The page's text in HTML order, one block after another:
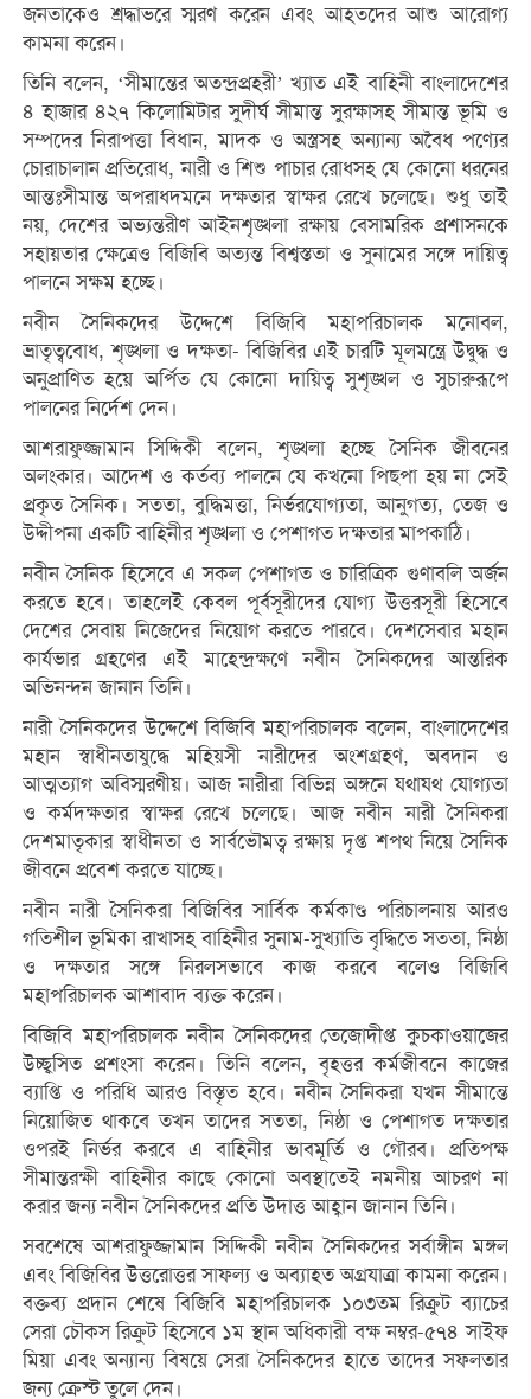
জনতাকেও শ্রদ্ধাভরে স্মরণ করেন এবং আহতদের আশু আরোগ্য
কামনা করেন।
তিনি বলেন, ‘সীমান্তের অতন্দ্রপ্রহরী’ খ্যাত এই বাহিনী বাংলাদেশের
৪ হাজার ৪২৭ কিলোমিটার সুদীর্ঘ সীমান্ত সুরক্ষাসহ সীমান্ত ভূমি ও
সম্পদের নিরাপত্তা বিধান, মাদক ও অস্ত্রসহ অন্যান্য অবৈধ পণ্যের
চোরাচালান প্রতিরোধ, নারী ও শিশু পাচার রোধসহ যে কোনো ধরনের
আন্তঃসীমান্ত অপরাধদমনে দক্ষতার স্বাক্ষর রেখে চলেছে। শুধু তাই
নয়, দেশের অভ্যন্তরীণ আইনশৃঙ্খলা রক্ষায় বেসামরিক প্রশাসনকে
সহায়তার ক্ষেত্রেও বিজিবি অত্যন্ত বিশ্বস্ততা ও সুনামের সঙ্গে দায়িত্ব
পালনে সক্ষম হচ্ছে।
নবীন সৈনিকদের উদ্দেশে বিজিবি মহাপরিচালক মনোবল,
ভ্রাতৃত্ববোধ, শৃঙ্খলা ও দক্ষতা- বিজিবির এই চারটি মূলমন্ত্রে উদ্বুদ্ধ ও
অনুপ্রাণিত হয়ে অর্পিত যে কোনো দায়িত্ব সুশৃঙ্খল ও সুচারুরূপে
পালনের নির্দেশ দেন।
আশরাফুজ্জামান সিদ্দিকী বলেন, শৃঙ্খলা হচ্ছে সৈনিক জীবনের
অলংকার। আদেশ ও কর্তব্য পালনে যে কখনো পিছপা হয় না সেই
প্রকৃত সৈনিক। সততা, বুদ্ধিমত্তা, নির্ভরযোগ্যতা, আনুগত্য, তেজ ও
উদ্দীপনা একটি বাহিনীর শৃঙ্খলা ও পেশাগত দক্ষতার মাপকাঠি।
নবীন সৈনিক হিসেবে এ সকল পেশাগত ও চারিত্রিক গুণাবলি অর্জন
করতে হবে। তাহলেই কেবল পূর্বসূরীদের যোগ্য উত্তরসূরী হিসেবে
দেশের সেবায় নিজেদের নিয়োগ করতে পারবে। দেশসেবার মহান
কার্যভার গ্রহণের এই মাহেন্দ্রক্ষণে নবীন সৈনিকদের আন্তরিক
অভিনন্দন জানান তিনি।
নারী সৈনিকদের উদ্দেশে বিজিবি মহাপরিচালক বলেন, বাংলাদেশের
মহান স্বাধীনতাযুদ্ধে মহিয়সী নারীদের অংশগ্রহণ, অবদান ও
আত্মত্যাগ অবিস্মরণীয়। আজ নারীরা বিভিন্ন অঙ্গনে যথাযথ যোগ্যতা
ও কর্মদক্ষতার স্বাক্ষর রেখে চলেছে। আজ নবীন নারী সৈনিকরা
দেশমাতৃকার স্বাধীনতা ও সার্বভৌমত্ব রক্ষায় দৃপ্ত শপথ নিয়ে সৈনিক
জীবনে প্রবেশ করতে যাচ্ছে।
নবীন নারী সৈনিকরা বিজিবির সার্বিক কর্মকাণ্ড পরিচালনায় আরও
গতিশীল ভূমিকা রাখাসহ বাহিনীর সুনাম-সুখ্যাতি বৃদ্ধিতে সততা, নিষ্ঠা
ও দক্ষতার সঙ্গে নিরলসভাবে কাজ করবে বলেও বিজিবি
মহাপরিচালক আশাবাদ ব্যক্ত করেন।
বিজিবি মহাপরিচালক নবীন সৈনিকদের তেজোদীপ্ত কুচকাওয়াজের
উচ্ছ্বসিত প্রশংসা করেন। তিনি বলেন, বৃহত্তর কর্মজীবনে কাজের
ব্যাপ্তি ও পরিধি আরও বিস্তৃত হবে। নবীন সৈনিকরা যখন সীমান্তে
নিয়োজিত থাকবে তখন তাদের সততা, নিষ্ঠা ও পেশাগত দক্ষতার
ওপরই নির্ভর করবে এ বাহিনীর ভাবমূর্তি ও গৌরব। প্রতিপক্ষ
সীমান্তরক্ষী বাহিনীর কাছে কোনো অবস্থাতেই নমনীয় আচরণ না
করার জন্য নবীন সৈনিকদের প্রতি উদাত্ত আহ্বান জানান তিনি।
সবশেষে আশরাফুজ্জামান সিদ্দিকী নবীন সৈনিকদের সর্বাঙ্গীন মঙ্গল
এবং বিজিবির উত্তরোত্তর সাফল্য ও অব্যাহত অগ্রযাত্রা কামনা করেন।
বক্তব্য প্রদান শেষে বিজিবি মহাপরিচালক ১০৩তম রিক্রুট ব্যাচের
সেরা চৌকস রিক্রুট হিসেবে ১ম স্থান অধিকারী বক্ষ নম্বর-৫৭৪ সাইফ
মিয়া এবং অন্যান্য বিষয়ে সেরা সৈনিকদের হাতে তাদের সফলতার
জন্য ক্রেস্ট তুলে দেন।